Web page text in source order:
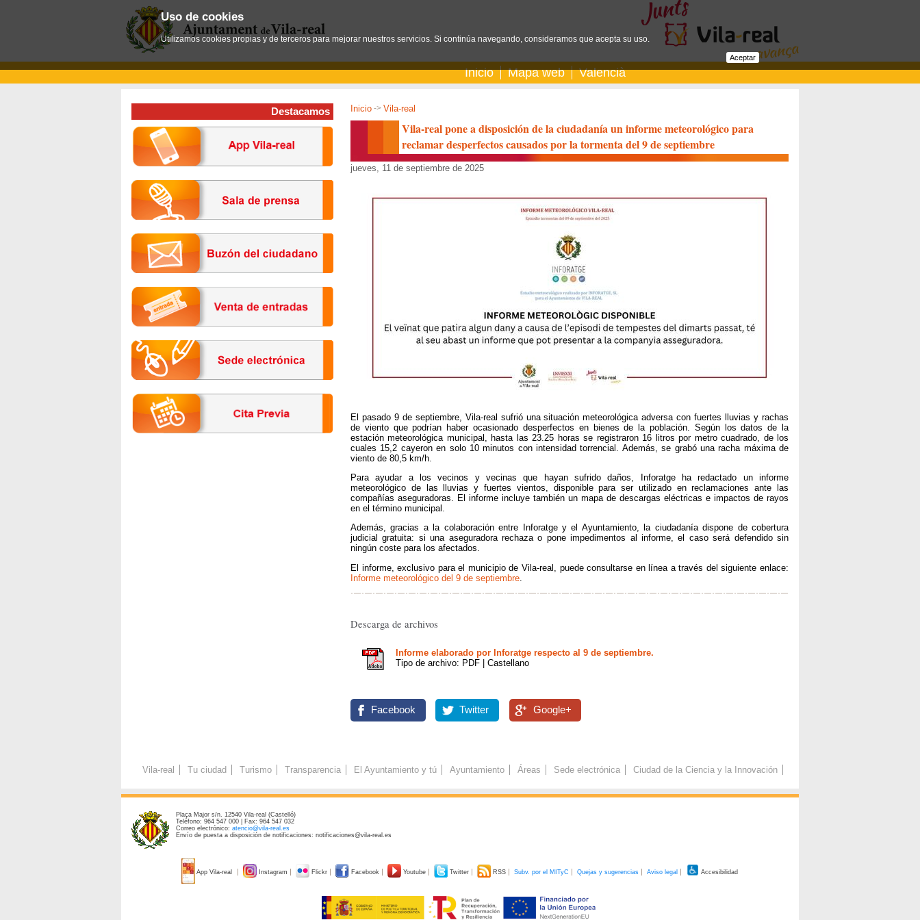
Inicio Mapa web Valencià
Inicio -> Vila-real
Vila-real pone a disposición de la ciudadanía un informe meteorológico para
reclamar desperfectos causados por la tormenta del 9 de septiembre
jueves, 11 de septiembre de 2025
El pasado 9 de septiembre, Vila-real sufrió una situación meteorológica adversa con fuertes lluvias y rachas
de viento que podrían haber ocasionado desperfectos en bienes de la población. Según los datos de la
estación meteorológica municipal, hasta las 23.25 horas se registraron 16 litros por metro cuadrado, de los
cuales 15,2 cayeron en solo 10 minutos con intensidad torrencial. Además, se grabó una racha máxima de
viento de 80,5 km/h.
Para ayudar a los vecinos y vecinas que hayan sufrido daños, Inforatge ha redactado un informe
meteorológico de las lluvias y fuertes vientos, disponible para ser utilizado en reclamaciones ante las
compañías aseguradoras. El informe incluye también un mapa de descargas eléctricas e impactos de rayos
en el término municipal.
Además, gracias a la colaboración entre Inforatge y el Ayuntamiento, la ciudadanía dispone de cobertura
judicial gratuita: si una aseguradora rechaza o pone impedimentos al informe, el caso será defendido sin
ningún coste para los afectados.
El informe, exclusivo para el municipio de Vila-real, puede consultarse en línea a través del siguiente enlace:
Informe meteorológico del 9 de septiembre
Descarga de archivos
Informe elaborado por Inforatge respecto al 9 de septiembre.
Tipo de archivo: PDF | Castellano
Facebook Twitter Google+
Destacamos
Vila-real Tu ciudad Turismo Transparencia El Ayuntamiento y tú Ayuntamiento Áreas Sede electrónica Ciudad de la Ciencia y la Innovación
Plaça Major s/n. 12540 Vila-real (Castelló)
Teléfono: 964 547 000 | Fax: 964 547 032
Correo electrónico: atencio@vila-real.es
Envío de puesta a disposición de notificaciones: notificaciones@vila-real.es
App Vila-real Instagram Flickr Facebook Youtube Twitter RSS Subv. por el MITyC Quejas y sugerencias Aviso legal Accesibilidad
Uso de cookies
Utilizamos cookies propias y de terceros para mejorar nuestros servicios. Si continúa navegando, consideramos que acepta su uso.
Aceptar